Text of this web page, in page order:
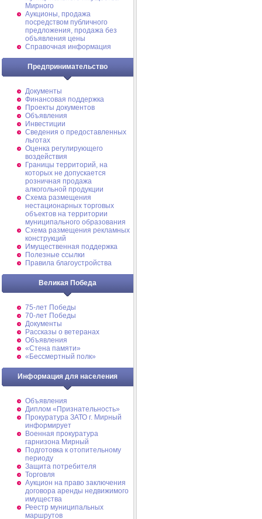
Мирного
Аукционы, продажа
посредством публичного
предложения, продажа без
объявления цены
Справочная информация
Предпринимательство
Документы
Финансовая поддержка
Проекты документов
Объявления
Инвестиции
Сведения о предоставленных
льготах
Оценка регулирующего
воздействия
Границы территорий, на
которых не допускается
розничная продажа
алкогольной продукции
Схема размещения
нестационарных торговых
объектов на территории
муниципального образования
Схема размещения рекламных
конструкций
Имущественная поддержка
Полезные ссылки
Правила благоустройства
Великая Победа
75-лет Победы
70-лет Победы
Документы
Рассказы о ветеранах
Объявления
«Стена памяти»
«Бессмертный полк»
Информация для населения
Объявления
Диплом «Признательность»
Прокуратура ЗАТО г. Мирный
информирует
Военная прокуратура
гарнизона Мирный
Подготовка к отопительному
периоду
Защита потребителя
Торговля
Аукцион на право заключения
договора аренды недвижимого
имущества
Реестр муниципальных
маршрутов